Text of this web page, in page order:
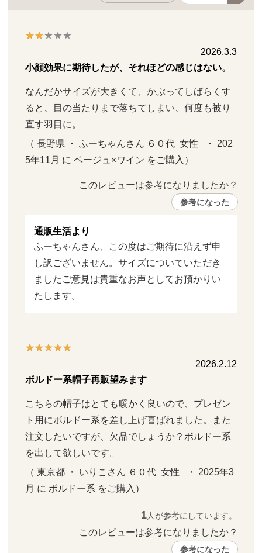
2026.3.3
小顔効果に期待したが、それほどの感じはない。
なんだかサイズが大きくて、かぶってしばらくす
ると、目の当たりまで落ちてしまい、何度も被り
直す羽目に。
（ 長野県 ・ ふーちゃんさん ６０代  女性   ・ 202
5年11月 に ベージュ×ワイン をご購入）
このレビューは参考になりましたか？
参考になった
通販生活より
ふーちゃんさん、この度はご期待に沿えず申
し訳ございません。サイズについていただき
ましたご意見は貴重なお声としてお預かりい
たします。
2026.2.12
ボルドー系帽子再販望みます
こちらの帽子はとても暖かく良いので、プレゼン
ト用にボルドー系を差し上げ喜ばれました。また
注文したいですが、欠品でしょうか？ボルドー系
を出して欲しいです。
（ 東京都 ・ いりこさん ６０代  女性   ・ 2025年3
月 に ボルドー系 をご購入）
1人が参考にしています。
このレビューは参考になりましたか？
参考になった